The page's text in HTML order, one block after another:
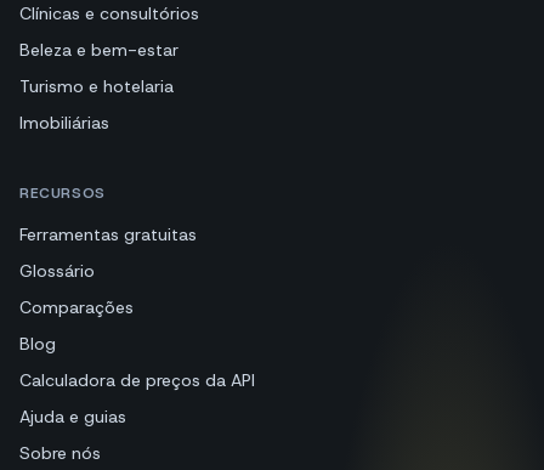
Clínicas e consultórios
Beleza e bem-estar
Turismo e hotelaria
Imobiliárias
RECURSOS
Ferramentas gratuitas
Glossário
Comparações
Blog
Calculadora de preços da API
Ajuda e guias
Sobre nós